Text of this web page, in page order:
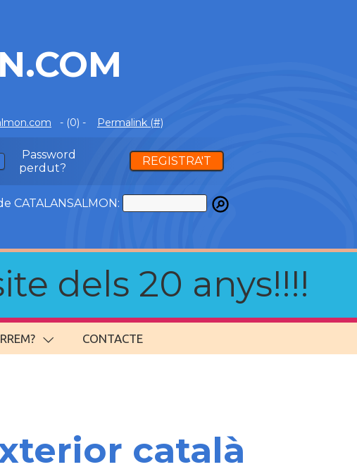
- (0) - Permalink (#)
Password
perdut?
REGISTRA'T
CATALANSALMON:
dels 20 anys!!!!
CONTACTE
català